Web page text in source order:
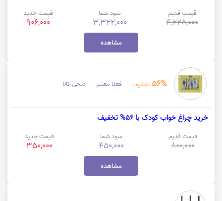
قیمت قدیم
4,228,000
سود شما
3,322,000
قیمت جدید
906,000
مشاهده
56% تخفیف فعلا معتبر دیجی کالا
خرید چراغ خواب کودک با 56% تخفیف
قیمت قدیم
800,000
سود شما
450,000
قیمت جدید
350,000
مشاهده